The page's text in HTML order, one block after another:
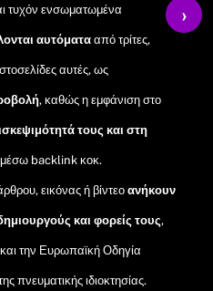
τυχόν ενσωματωμένα
αυτόματααπό τρίτες,
αυτές, ως
, καθώς η εμφάνιση στο
τους και στη
backlink κοκ.
εικόνας ή βίντεοανήκουν
και φορείς τους,
την Ευρωπαϊκή Οδηγία
πνευματικής ιδιοκτησίας.
›